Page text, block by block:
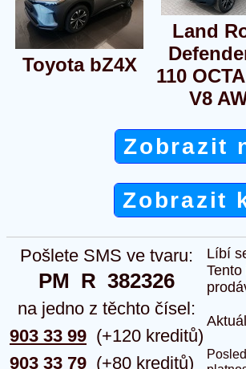
Toyota bZ4X
Land
110
V8
Zobrazit
Zobrazit
Pošlete SMS ve tvaru:
PM  R  382326
na jedno z těchto čísel:
903 33 99
903 33 79
(+120 kreditů)
(+80 kreditů)
Líbí